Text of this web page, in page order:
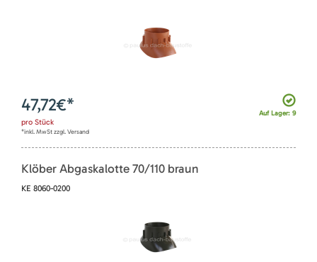
Auf Lager: 9
47,72€*
pro Stück
*inkl. MwSt zzgl. Versand
Klöber Abgaskalotte 70/110 braun
KE 8060-0200